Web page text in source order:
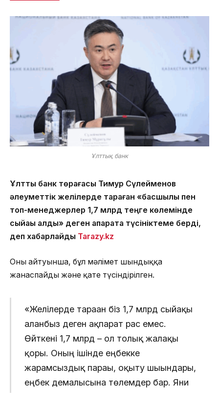
Ұлттық банк
Ұлттық банк төрағасы Тимур Сүлейменов
әлеуметтік желілерде тараған «басшылық пен
топ-менеджерлер 1,7 млрд теңге көлемінде
сыйақы алды» деген ақпаратқа түсініктеме берді,
деп хабарлайды Tarazy.kz
Оның айтуынша, бұл мәлімет шындыққа
жанаспайды және қате түсіндірілген.
«Желілерде тараған біз 1,7 млрд сыйақы
алғанбыз деген ақпарат рас емес.
Өйткені 1,7 млрд – ол толық жалақы
қоры. Оның ішінде еңбекке
жарамсыздық парағы, оқыту шығындары,
еңбек демалысына төлемдер бар. Яғни